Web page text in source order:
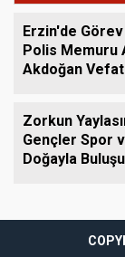
Erzin'de Görev
Polis Memuru
Akdoğan
Zorkun
Gençler Spor
Doğayla
grandpashabet